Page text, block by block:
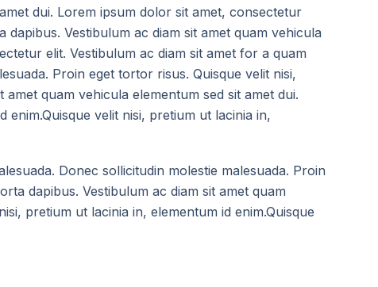
dui. Lorem ipsum dolor sit amet, consectetur
Vestibulum ac diam sit amet quam vehicula
elit. Vestibulum ac diam sit amet for a quam
Proin eget tortor risus. Quisque velit nisi,
quam vehicula elementum sed sit amet dui.
velit nisi, pretium ut lacinia in,
Donec sollicitudin molestie malesuada. Proin
dapibus. Vestibulum ac diam sit amet quam
pretium ut lacinia in, elementum id enim.Quisque